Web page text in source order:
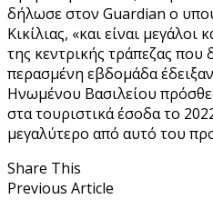
δήλωσε στον Guardian ο
Κικίλιας, «και είναι
της κεντρικής τράπεζας που
περασμένη εβδομάδα
Ηνωμένου Βασιλείου
στα τουριστικά έσοδα το
μεγαλύτερο από αυτό του
Share This
Previous Article